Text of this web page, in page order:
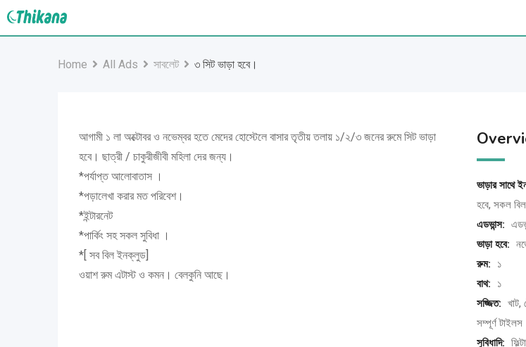
Skip
Home All Ads সাবলেট ৩ সিট ভাড়া হবে।
আগামী ১ লা অক্টোবর ও নভেম্বর হতে মেদের হোস্টেলে বাসার তৃতীয় তলায় ১/২/৩ জনের রুমে সিট ভাড়া
হবে। ছাত্রী / চাকুরীজীবী মহিলা দের জন্য।
*পর্যাপ্ত আলোবাতাস ।
*পড়ালেখা করার মত পরিবেশ।
*ইন্টারনেট
*পার্কিং সহ সকল সুবিধা ।
*[ সব বিল ইনক্লুড]
ওয়াশ রুম এটাস্ট ও কমন। বেলকুনি আছে।
ভাড়ার সাথে
হবে, সকল
এডভান্স:
ভাড়া হবে:
রুম:
১
বাথ:
১
সজ্জিত: খাট,
সম্পূর্ণ টাইলস
সুবিধাদি: